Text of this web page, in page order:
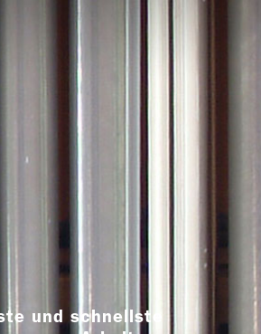
und schnellste